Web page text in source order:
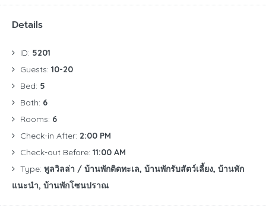
Details
ID: 5201
Guests: 10-20
Bed: 5
Bath: 6
Rooms: 6
Check-in After: 2:00 PM
Check-out Before: 11:00 AM
Type: พูลวิลล่า / บ้านพักติดทะเล, บ้านพักรับสัตว์เลี้ยง, บ้านพัก
แนะนำ, บ้านพักโซนปราณ